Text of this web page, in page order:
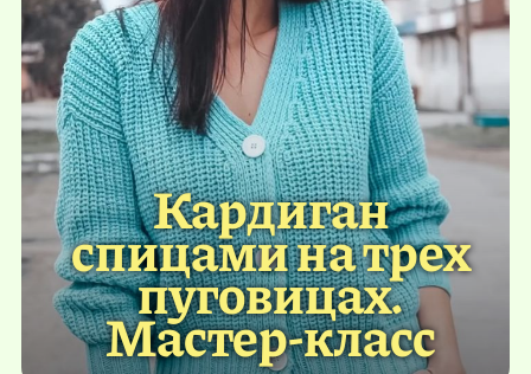
Кардиган
спицами на трех
пуговицах.
Мастер-класс